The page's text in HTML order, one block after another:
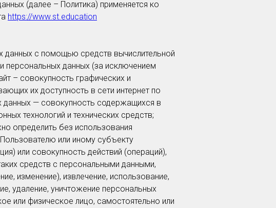
(далее – Политика) применяется ко
https://www.st.education
данных с помощью средств вычислительной
персональных данных (за исключением
– совокупность графических и
их доступность в сети интернет по
— совокупность содержащихся в
технологий и технических средств;
определить без использования
или иному субъекту
или совокупность действий (операций),
средств с персональными данными,
изменение), извлечение, использование,
удаление, уничтожение персональных
или физическое лицо, самостоятельно или